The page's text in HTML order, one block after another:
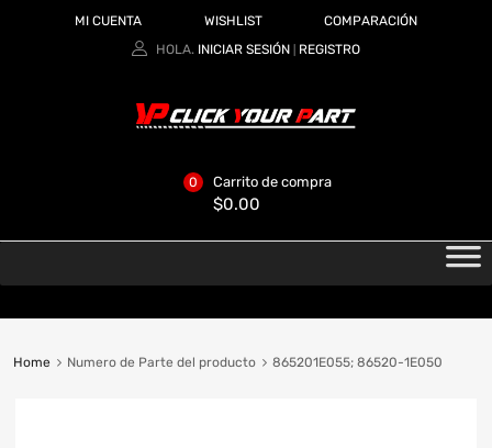
MI CUENTA WISHLIST
COMPARACIÓN
HOLA. INICIAR SESIÓN REGISTRO
Carrito de compra
$0.00
0
Home Numero de Parte del producto 865201E055; 86520-1E050